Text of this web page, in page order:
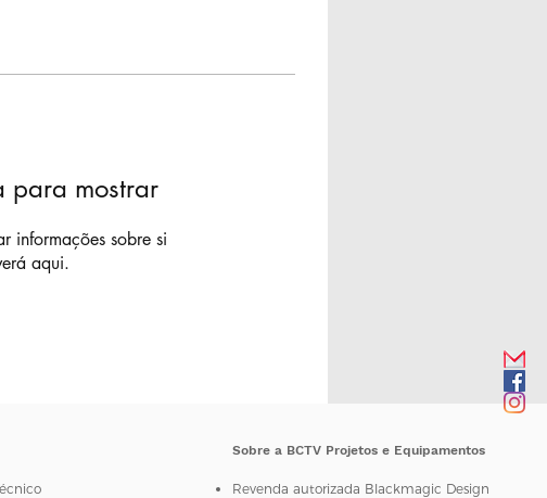
mostrar
informações sobre si
aqui.
Sobre a BCTV Projetos e Equipamentos
Revenda autorizada Blackmagic Design